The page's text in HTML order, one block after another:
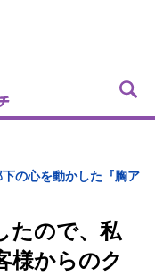
の心を動かした『胸ア
たので、私
様からのク